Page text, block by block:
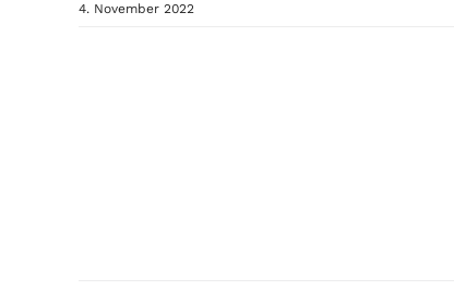
4. November 2022